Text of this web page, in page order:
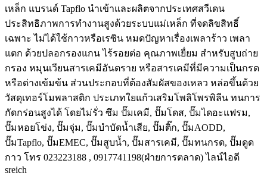
เหล็ก แบรนด์ Tapflo นำเข้าและผลิตจากประเทศสวีเดน
ประสิทธิภาพการทำงานสูงด้วยระบบแม่เหล็ก ที่จดลิขสิทธิ์
เฉพาะ ไม่ได้ใช้กาวหรือเรซิน หมดปัญหาเรื่องเพลาร้าว เพลา
แตก ด้วยปลอกรองแกน ไร้รอยต่อ คุณภาพเยื่ยม สำหรับสูบถ่าย
กรอง หมุนเวียนสารเคมีอันตราย หรือสารเคมีที่มีความเป็นกรด
หรือด่างเข้มข้น ส่วนประกอบที่ต้องสัมผัสของเหลว หล่อขึ้นด้วย
วัสดุเทอร์โมพลาสติก ประเภทใยแก้วเสริมโพลิโพรพิลีน ทนการ
กัดกร่อนสูงได้ โดยไม่รั่ว ซึม ปั๊มเคมี, ปั๊มโดส, ปั๊มไดอะแฟรม,
ปั๊มหอยโข่ง, ปั๊มจุ่ม, ปั๊มบำบัดน้ำเสีย, ปั๊มติ๊ก, ปั๊มAODD,
ปั๊มTapflo, ปั๊มEMEC, ปั๊มสูบน้ำ, ปั๊มสารเคมี, ปั๊มทนกรด, ปั๊มดูด
กาว โทร 023223188 , 0917741198(ฝ่ายการตลาด) ไลน์ไอดี
sreich